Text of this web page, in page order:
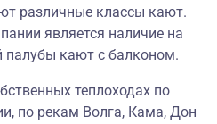
различные классы кают.
является наличие на
палубы кают с балконом.
теплоходах по
по рекам Волга, Кама, Дон